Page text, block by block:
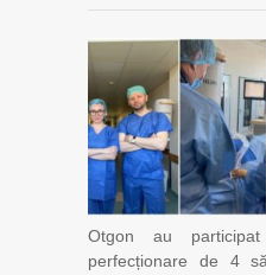
Otgon au
perfecționare de 4